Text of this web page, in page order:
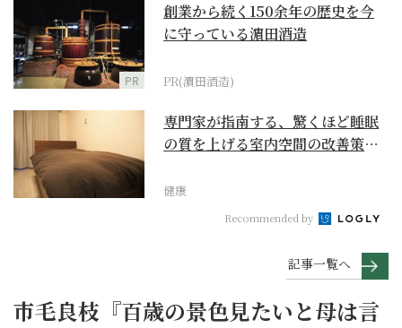
PR
創業から続く150余年の歴史を今
に守っている濵田酒造
PR(濵田酒造)
専門家が指南する、驚くほど睡眠
の質を上げる室内空間の改善策と
健康
Recommended by
記事一覧へ
市毛良枝『百歳の景色見たいと母は言